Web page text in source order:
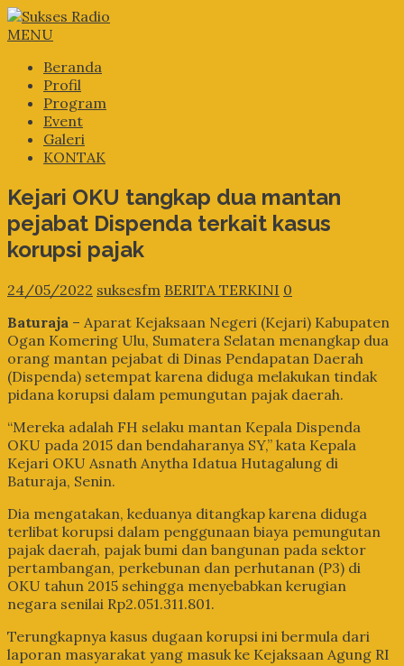
MENU
Beranda
Profil
Program
Event
Galeri
KONTAK
Kejari OKU tangkap dua mantan
pejabat Dispenda terkait kasus
korupsi pajak
24/05/2022 suksesfm BERITA TERKINI 0
Baturaja – Aparat Kejaksaan Negeri (Kejari) Kabupaten
Ogan Komering Ulu, Sumatera Selatan menangkap dua
orang mantan pejabat di Dinas Pendapatan Daerah
(Dispenda) setempat karena diduga melakukan tindak
pidana korupsi dalam pemungutan pajak daerah.
“Mereka adalah FH selaku mantan Kepala Dispenda
OKU pada 2015 dan bendaharanya SY,” kata Kepala
Kejari OKU Asnath Anytha Idatua Hutagalung di
Baturaja, Senin.
Dia mengatakan, keduanya ditangkap karena diduga
terlibat korupsi dalam penggunaan biaya pemungutan
pajak daerah, pajak bumi dan bangunan pada sektor
pertambangan, perkebunan dan perhutanan (P3) di
OKU tahun 2015 sehingga menyebabkan kerugian
negara senilai Rp2.051.311.801.
Terungkapnya kasus dugaan korupsi ini bermula dari
laporan masyarakat yang masuk ke Kejaksaan Agung RI